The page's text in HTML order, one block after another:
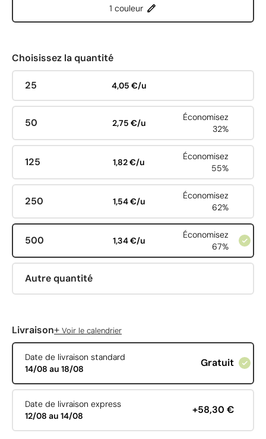
1 couleur
Choisissez la quantité
25 4,05 €/u
50 2,75 €/u
Économisez
32%
125 1,82 €/u
Économisez
55%
250 1,54 €/u
Économisez
62%
500 1,34 €/u
Économisez
67%
Autre quantité
Livraison+ Voir le calendrier
Date de livraison standard
14/08 au 18/08
Gratuit
Date de livraison express
12/08 au 14/08
+58,30 €